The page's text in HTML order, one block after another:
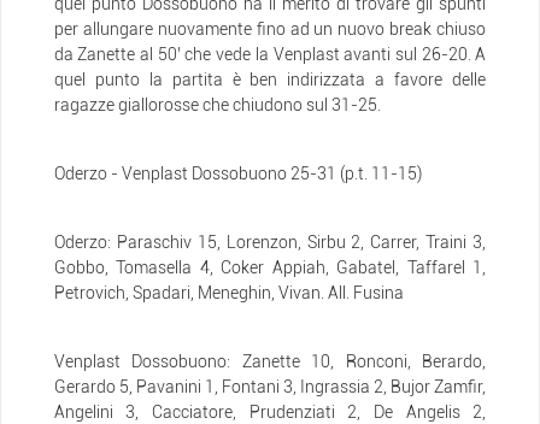
quel punto Dossobuono ha il merito di trovare gli spunti
per allungare nuovamente fino ad un nuovo break chiuso
da Zanette al 50’ che vede la Venplast avanti sul 26-20. A
quel punto la partita è ben indirizzata a favore delle
ragazze giallorosse che chiudono sul 31-25.
Oderzo - Venplast Dossobuono 25-31 (p.t. 11-15)
Oderzo: Paraschiv 15, Lorenzon, Sirbu 2, Carrer, Traini 3,
Gobbo, Tomasella 4, Coker Appiah, Gabatel, Taffarel 1,
Petrovich, Spadari, Meneghin, Vivan. All. Fusina
Venplast Dossobuono: Zanette 10, Ronconi, Berardo,
Gerardo 5, Pavanini 1, Fontani 3, Ingrassia 2, Bujor Zamfir,
Angelini 3, Cacciatore, Prudenziati 2, De Angelis 2,